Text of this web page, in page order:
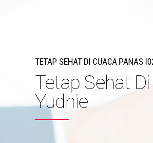
TETAP SEHAT DI CUACA PANAS
Tetap Sehat
Yudhie